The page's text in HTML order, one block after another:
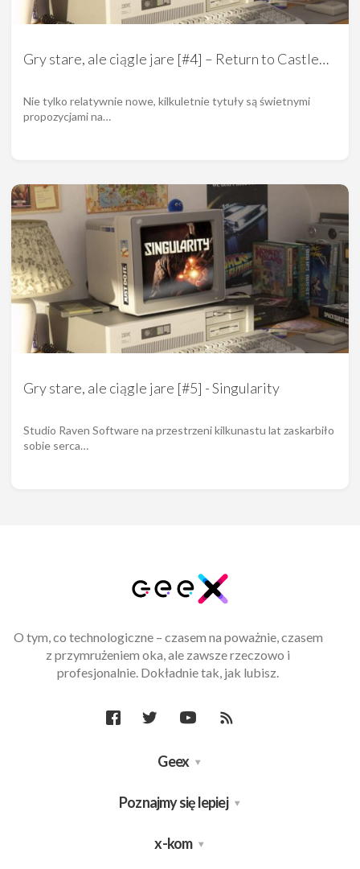
Gry stare, ale ciągle jare [#4] – Return to Castle…
Nie tylko relatywnie nowe, kilkuletnie tytuły są świetnymi
propozycjami na…
Gry stare, ale ciągle jare [#5] - Singularity
Studio Raven Software na przestrzeni kilkunastu lat zaskarbiło
sobie serca…
O tym, co technologiczne – czasem na poważnie, czasem
z przymrużeniem oka, ale zawsze rzeczowo i
profesjonalnie. Dokładnie tak, jak lubisz.
Geex
Poznajmy się lepiej
x-kom